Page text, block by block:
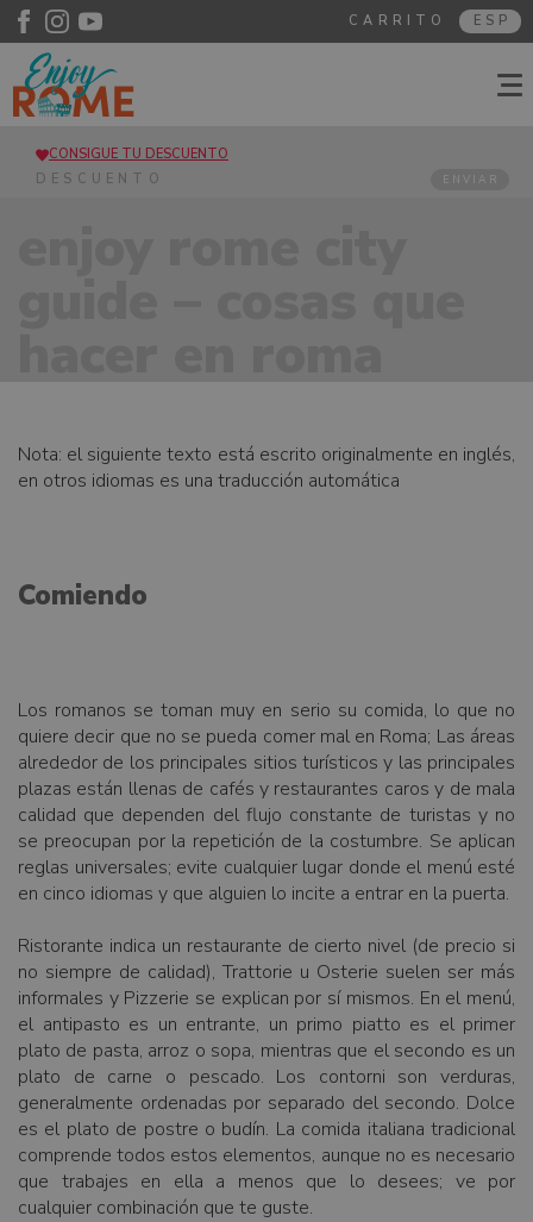
ESP
CARRITO
CONSIGUE TU DESCUENTO
ENVIAR
Nota: el siguiente texto está escrito originalmente en inglés,
en otros idiomas es una traducción automática
Comiendo
Los romanos se toman muy en serio su comida, lo que no
quiere decir que no se pueda comer mal en Roma; Las áreas
alrededor de los principales sitios turísticos y las principales
plazas están llenas de cafés y restaurantes caros y de mala
calidad que dependen del flujo constante de turistas y no
se preocupan por la repetición de la costumbre. Se aplican
reglas universales; evite cualquier lugar donde el menú esté
en cinco idiomas y que alguien lo incite a entrar en la puerta.
Ristorante indica un restaurante de cierto nivel (de precio si
no siempre de calidad), Trattorie u Osterie suelen ser más
informales y Pizzerie se explican por sí mismos. En el menú,
el antipasto es un entrante, un primo piatto es el primer
plato de pasta, arroz o sopa, mientras que el secondo es un
plato de carne o pescado. Los contorni son verduras,
generalmente ordenadas por separado del secondo. Dolce
es el plato de postre o budín. La comida italiana tradicional
comprende todos estos elementos, aunque no es necesario
que trabajes en ella a menos que lo desees; ve por
cualquier combinación que te guste.